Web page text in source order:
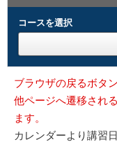
コースを選択
ブラウザの戻るボタ
他ページへ遷移され
ます。
カレンダーより講習